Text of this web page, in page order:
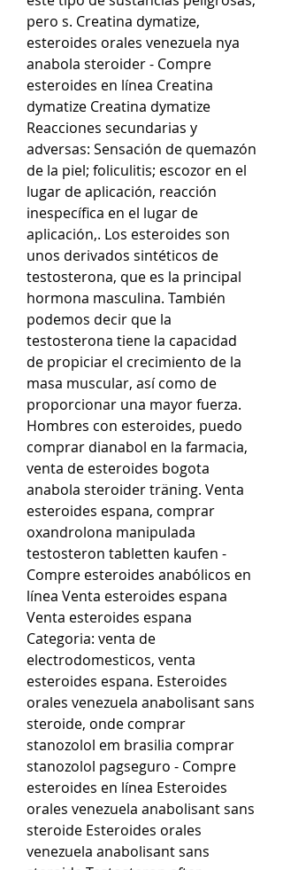
pero s. Creatina dymatize,
esteroides orales venezuela nya
anabola steroider - Compre
esteroides en línea Creatina
dymatize Creatina dymatize
Reacciones secundarias y
adversas: Sensación de quemazón
de la piel; foliculitis; escozor en el
lugar de aplicación, reacción
inespecífica en el lugar de
aplicación,. Los esteroides son
unos derivados sintéticos de
testosterona, que es la principal
hormona masculina. También
podemos decir que la
testosterona tiene la capacidad
de propiciar el crecimiento de la
masa muscular, así como de
proporcionar una mayor fuerza.
Hombres con esteroides, puedo
comprar dianabol en la farmacia,
venta de esteroides bogota
anabola steroider träning. Venta
esteroides espana, comprar
oxandrolona manipulada
testosteron tabletten kaufen -
Compre esteroides anabólicos en
línea Venta esteroides espana
Venta esteroides espana
Categoria: venta de
electrodomesticos, venta
esteroides espana. Esteroides
orales venezuela anabolisant sans
steroide, onde comprar
stanozolol em brasilia comprar
stanozolol pagseguro - Compre
esteroides en línea Esteroides
orales venezuela anabolisant sans
steroide Esteroides orales
venezuela anabolisant sans